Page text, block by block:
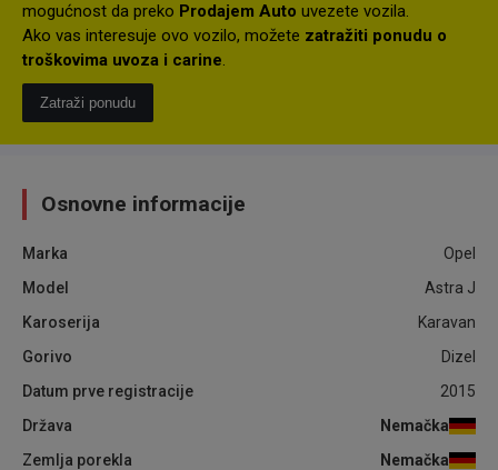
mogućnost da preko Prodajem Auto uvezete vozila.
Ako vas interesuje ovo vozilo, možete zatražiti ponudu o
troškovima uvoza i carine.
Zatraži ponudu
Osnovne informacije
Marka
Opel
Model
Astra J
Karoserija
Karavan
Gorivo
Dizel
Datum prve registracije
2015
Država
Nemačka
Zemlja porekla
Nemačka